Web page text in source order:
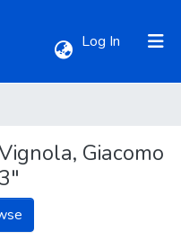
Log In (current)
Giacomo